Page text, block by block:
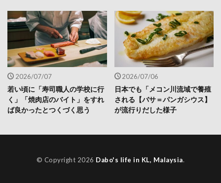
2026/07/07
若い頃に「寿司職人の学校に行
く」「焼肉店のバイト」をすれ
ば良かったとつくづく思う
2026/07/06
日本でも「メコン川流域で養殖
される【バサ＝パンガシウス】
が流行りだした様子
© Copyright 2026 Dabo's life in KL, Malaysia.